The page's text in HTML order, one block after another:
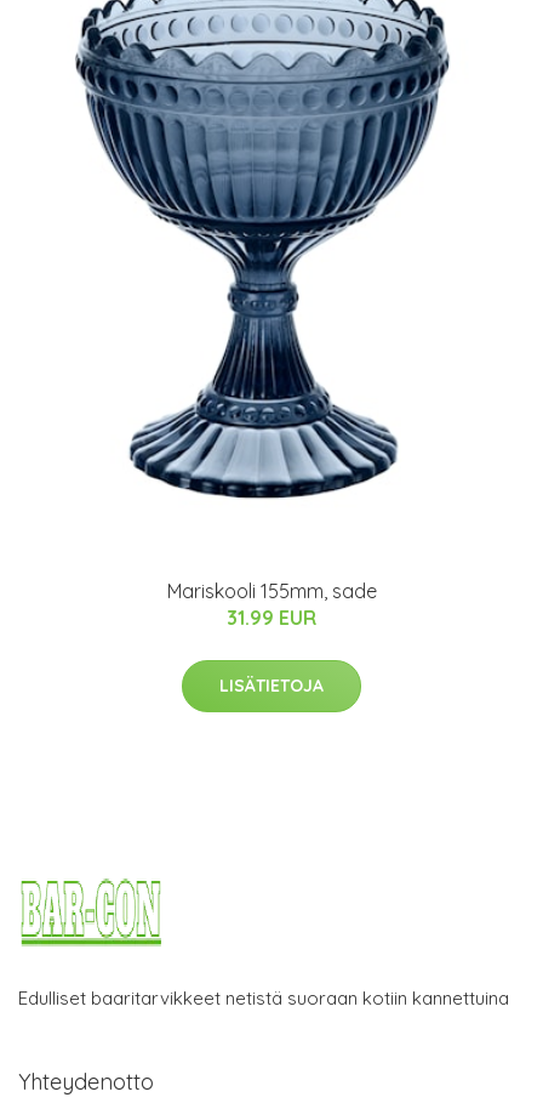
Mariskooli 155mm, sade
31.99 EUR
LISÄTIETOJA
Edulliset baaritarvikkeet netistä suoraan kotiin kannettuina
Yhteydenotto